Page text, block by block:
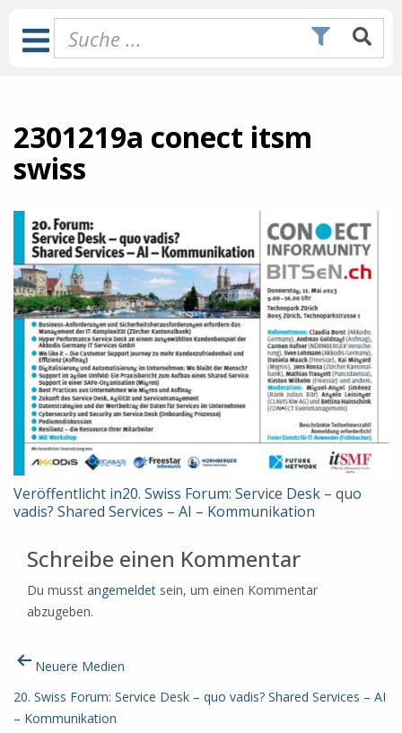
Inhalt
springen
Toggle
Navigation
2301219a conect itsm
swiss
Beitragsnavigation
Veröffentlicht in20. Swiss Forum: Service Desk – quo
vadis? Shared Services – AI – Kommunikation
Schreibe einen Kommentar
Du musst angemeldet sein, um einen Kommentar
abzugeben.
Beitragsnavigation
Neuere Medien
20. Swiss Forum: Service Desk – quo vadis? Shared Services – AI
– Kommunikation